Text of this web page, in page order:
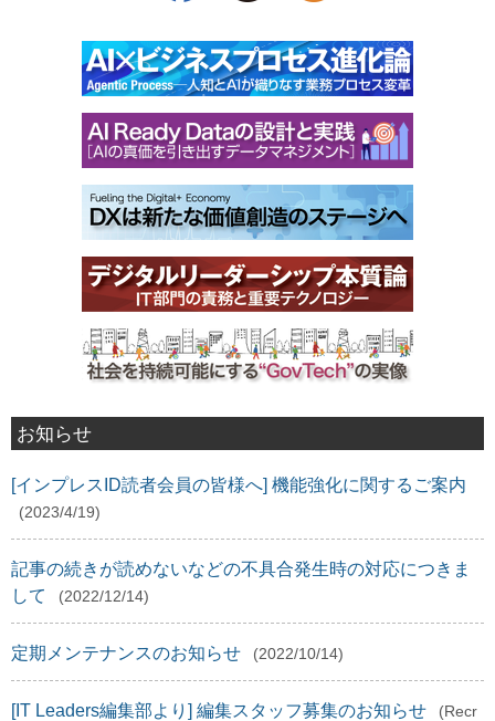
お知らせ
[インプレスID読者会員の皆様へ] 機能強化に関するご案内
(2023/4/19)
記事の続きが読めないなどの不具合発生時の対応につきま
して
(2022/12/14)
定期メンテナンスのお知らせ (2022/10/14)
[IT Leaders編集部より] 編集スタッフ募集のお知らせ
(Recr